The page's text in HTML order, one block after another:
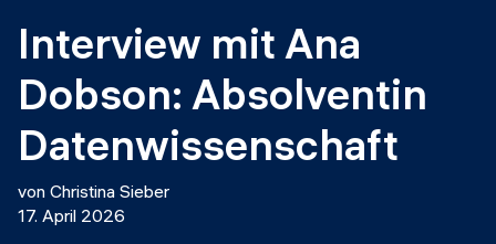
VOLLZEITPROGRAMME
Data Science
Web-Entwicklung und KI
TEILZEITROGRAMME
Data Science
Weiterbildung / Schulung
Consulting
Prototyping
Interview mit Ana
Dobson: Absolventin
Datenwissenschaft
von Christina Sieber
17. April 2026